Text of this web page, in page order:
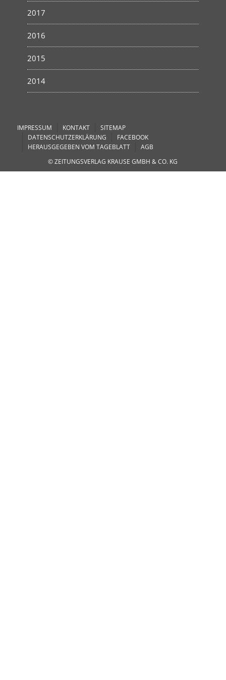
2017
2016
2015
2014
IMPRESSUM KONTAKT
SITEMAP
DATENSCHUTZERKLÄRUNG
FACEBOOK
HERAUSGEGEBEN VOM TAGEBLATT
AGB
© ZEITUNGSVERLAG KRAUSE GMBH & CO. KG